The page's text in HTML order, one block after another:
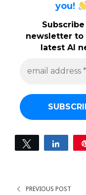
you!
newsletter to
latest AI
a
d
r
e
s
Tweet Share
PREVIOUS POST